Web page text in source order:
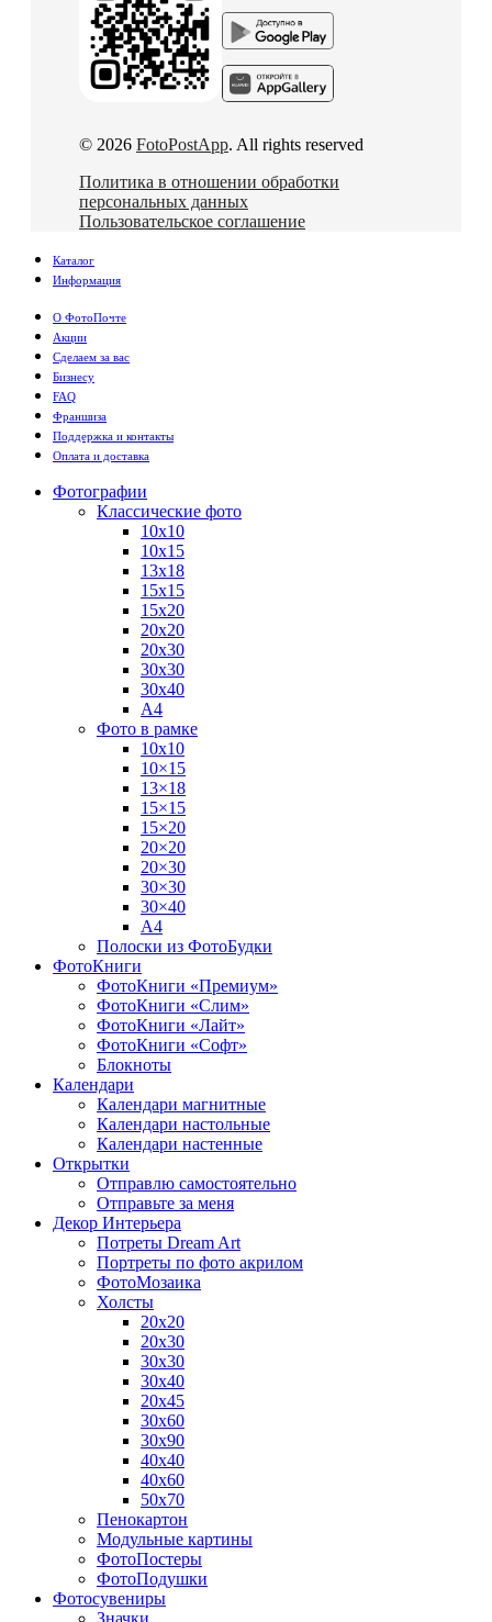
© 2026 FotoPostApp. All rights reserved
Политика в отношении обработки
персональных данных
Пользовательское соглашение
Каталог
Информация
О ФотоПочте
Акции
Сделаем за вас
Бизнесу
FAQ
Франшиза
Поддержка и контакты
Оплата и доставка
Фотографии
Классические фото
10х10
10х15
13х18
15х15
15х20
20х20
20х30
30х30
30х40
А4
Фото в рамке
10х10
10×15
13×18
15×15
15×20
20×20
20×30
30×30
30×40
A4
Полоски из ФотоБудки
ФотоКниги
ФотоКниги «Премиум»
ФотоКниги «Слим»
ФотоКниги «Лайт»
ФотоКниги «Софт»
Блокноты
Календари
Календари магнитные
Календари настольные
Календари настенные
Открытки
Отправлю самостоятельно
Отправьте за меня
Декор Интерьера
Потреты Dream Art
Портреты по фото акрилом
ФотоМозаика
Холсты
20х20
20х30
30х30
30х40
20х45
30х60
30х90
40х40
40х60
50х70
Пенокартон
Модульные картины
ФотоПостеры
ФотоПодушки
Фотоcувениры
Значки